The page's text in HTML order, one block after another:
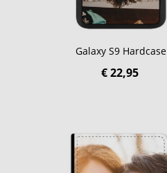
Galaxy S9 Hardcase
€ 22,95